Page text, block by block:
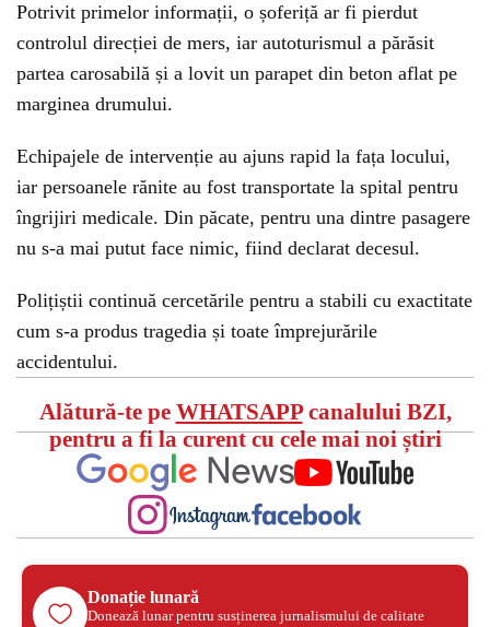
Potrivit primelor informații, o șoferiță ar fi pierdut
controlul direcției de mers, iar autoturismul a părăsit
partea carosabilă și a lovit un parapet din beton aflat pe
marginea drumului.
Echipajele de intervenție au ajuns rapid la fața locului,
iar persoanele rănite au fost transportate la spital pentru
îngrijiri medicale. Din păcate, pentru una dintre pasagere
nu s-a mai putut face nimic, fiind declarat decesul.
Polițiștii continuă cercetările pentru a stabili cu exactitate
cum s-a produs tragedia și toate împrejurările
accidentului.
Alătură-te pe WHATSAPPcanalului BZI,
pentru a fi la curent cu cele mai noi știri
Donație lunară
Donează lunar pentru susținerea jurnalismului de calitate